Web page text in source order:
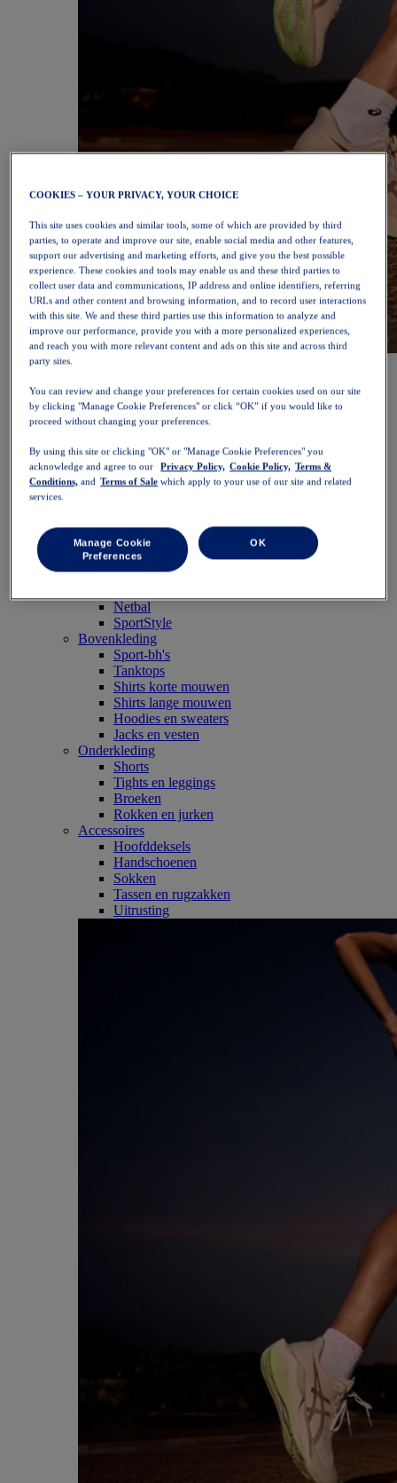
Uitgelicht
Nieuw binnen
Bestsellers
PLATINUM Collection
PERFORMANCE LIFE collectie
NOVABLAST™ 6
Trailrunnen
Tennis
Volleybal
Handbal
Netbal
SportStyle
Bovenkleding
Sport-bh's
Tanktops
Shirts korte mouwen
Shirts lange mouwen
Hoodies en sweaters
Jacks en vesten
Onderkleding
Shorts
Tights en leggings
Broeken
Rokken en jurken
Accessoires
Hoofddeksels
Handschoenen
Sokken
Tassen en rugzakken
Uitrusting
COOKIES – YOUR PRIVACY, YOUR CHOICE
This site uses cookies and similar tools, some of which are provided by third
parties, to operate and improve our site, enable social media and other features,
support our advertising and marketing efforts, and give you the best possible
experience. These cookies and tools may enable us and these third parties to
collect user data and communications, IP address and online identifiers, referring
URLs and other content and browsing information, and to record user interactions
with this site. We and these third parties use this information to analyze and
improve our performance, provide you with a more personalized experiences,
and reach you with more relevant content and ads on this site and across third
party sites.
You can review and change your preferences for certain cookies used on our site
by clicking "Manage Cookie Preferences" or click “OK” if you would like to
proceed without changing your preferences.
By using this site or clicking "OK" or "Manage Cookie Preferences" you
acknowledge and agree to our
Privacy Policy, Cookie Policy, Terms &
Conditions, and Terms of Sale which apply to your use of our site and related
services.
Manage Cookie
Preferences
OK